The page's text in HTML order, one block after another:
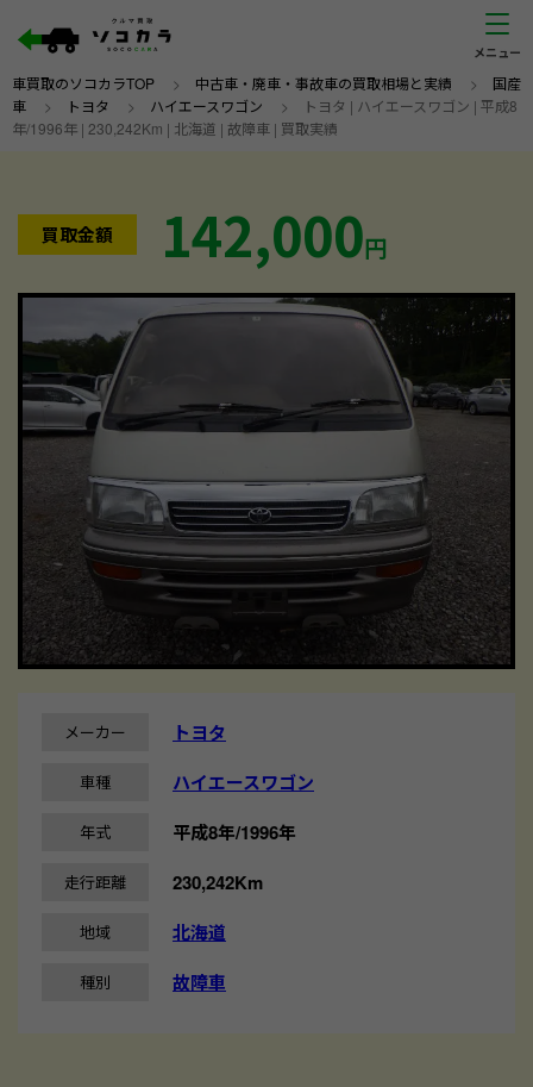
車買取のソコカラTOP > 中古車・廃車・事故車の買取相場と実績 > 国産
車 > トヨタ > ハイエースワゴン >
トヨタ | ハイエースワゴン | 平成8
年/1996年 | 230,242Km | 北海道 | 故障車 | 買取実績
買取金額 142,000円
メーカー トヨタ
車種 ハイエースワゴン
年式 平成8年/1996年
走行距離 230,242Km
地域 北海道
種別 故障車